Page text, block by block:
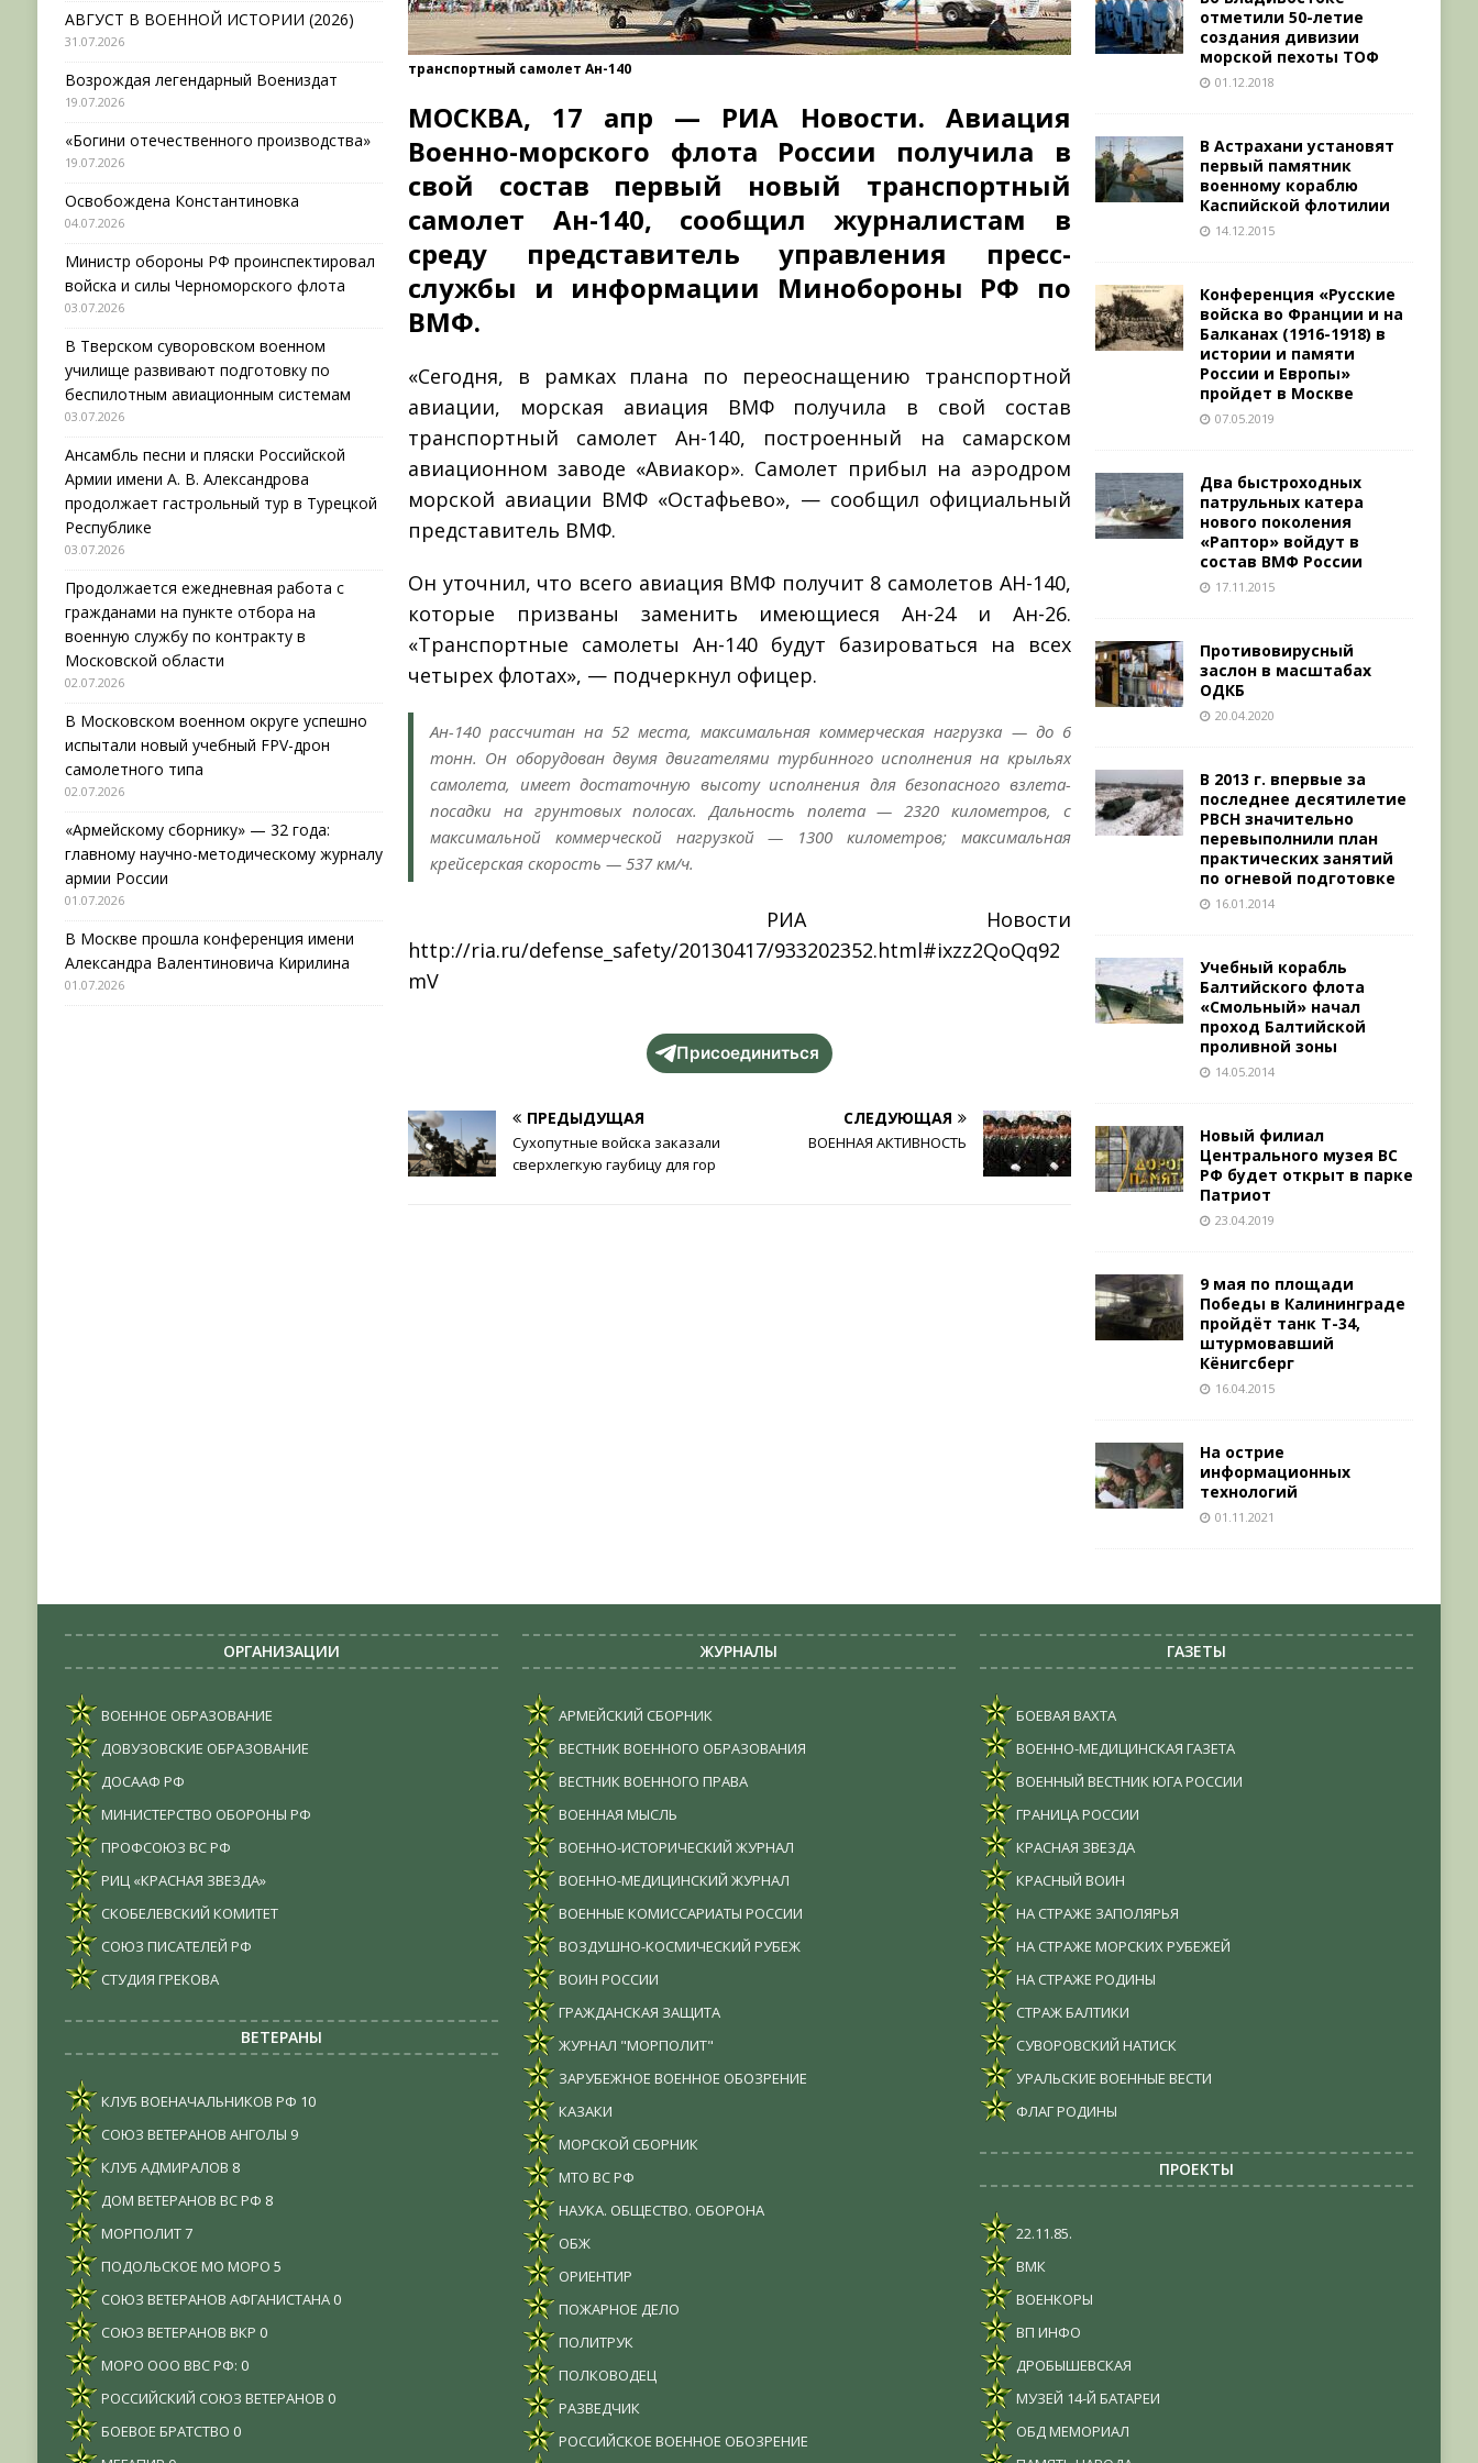
транспортный самолет Ан-140
МОСКВА, 17 апр — РИА Новости. Авиация
Военно-морского флота России получила в
свой состав первый новый транспортный
самолет Ан-140, сообщил журналистам в
среду представитель управления пресс-
службы и информации Минобороны РФ по
ВМФ.
«Сегодня, в рамках плана по переоснащению транспортной
авиации, морская авиация ВМФ получила в свой состав
транспортный самолет Ан-140, построенный на самарском
авиационном заводе «Авиакор». Самолет прибыл на аэродром
морской авиации ВМФ «Остафьево», — сообщил официальный
представитель ВМФ.
Он уточнил, что всего авиация ВМФ получит 8 самолетов АН-140,
которые призваны заменить имеющиеся Ан-24 и Ан-26.
«Транспортные самолеты Ан-140 будут базироваться на всех
четырех флотах», — подчеркнул офицер.
Ан-140 рассчитан на 52 места, максимальная коммерческая нагрузка — до 6
тонн. Он оборудован двумя двигателями турбинного исполнения на крыльях
самолета, имеет достаточную высоту исполнения для безопасного взлета-
посадки на грунтовых полосах. Дальность полета — 2320 километров, с
максимальной коммерческой нагрузкой — 1300 километров; максимальная
крейсерская скорость — 537 км/ч.
РИА Новости
http://ria.ru/defense_safety/20130417/933202352.html#ixzz2QoQq92
mV
Присоединиться
ПРЕДЫДУЩАЯ
Сухопутные войска заказали
сверхлегкую гаубицу для гор
СЛЕДУЮЩАЯ
ВОЕННАЯ АКТИВНОСТЬ
АВГУСТ В ВОЕННОЙ ИСТОРИИ (2026)
31.07.2026
Возрождая легендарный Воениздат
19.07.2026
«Богини отечественного производства»
19.07.2026
Освобождена Константиновка
04.07.2026
Министр обороны РФ проинспектировал
войска и силы Черноморского флота
03.07.2026
В Тверском суворовском военном
училище развивают подготовку по
беспилотным авиационным системам
03.07.2026
Ансамбль песни и пляски Российской
Армии имени А. В. Александрова
продолжает гастрольный тур в Турецкой
Республике
03.07.2026
Продолжается ежедневная работа с
гражданами на пункте отбора на
военную службу по контракту в
Московской области
02.07.2026
В Московском военном округе успешно
испытали новый учебный FPV-дрон
самолетного типа
02.07.2026
«Армейскому сборнику» — 32 года:
главному научно-методическому журналу
армии России
01.07.2026
В Москве прошла конференция имени
Александра Валентиновича Кирилина
01.07.2026
отметили 50-летие
создания дивизии
морской пехоты ТОФ
01.12.2018
В Астрахани установят
первый памятник
военному кораблю
Каспийской флотилии
14.12.2015
Конференция «Русские
войска во Франции и на
Балканах (1916-1918) в
истории и памяти
России и Европы»
пройдет в Москве
07.05.2019
Два быстроходных
патрульных катера
нового поколения
«Раптор» войдут в
состав ВМФ России
17.11.2015
Противовирусный
заслон в масштабах
ОДКБ
20.04.2020
В 2013 г. впервые за
последнее десятилетие
РВСН значительно
перевыполнили план
практических занятий
по огневой подготовке
16.01.2014
Учебный корабль
Балтийского флота
«Смольный» начал
проход Балтийской
проливной зоны
14.05.2014
Новый филиал
Центрального музея ВС
РФ будет открыт в парке
Патриот
23.04.2019
9 мая по площади
Победы в Калининграде
пройдёт танк Т-34,
штурмовавший
Кёнигсберг
16.04.2015
На острие
информационных
технологий
01.11.2021
ОРГАНИЗАЦИИ
ВОЕННОЕ ОБРАЗОВАНИЕ
ДОВУЗОВСКИЕ ОБРАЗОВАНИЕ
ДОСААФ РФ
МИНИСТЕРСТВО ОБОРОНЫ РФ
ПРОФСОЮЗ ВС РФ
РИЦ «КРАСНАЯ ЗВЕЗДА»
СКОБЕЛЕВСКИЙ КОМИТЕТ
СОЮЗ ПИСАТЕЛЕЙ РФ
СТУДИЯ ГРЕКОВА
ВЕТЕРАНЫ
КЛУБ ВОЕНАЧАЛЬНИКОВ РФ 10
СОЮЗ ВЕТЕРАНОВ АНГОЛЫ 9
КЛУБ АДМИРАЛОВ 8
ДОМ ВЕТЕРАНОВ ВС РФ 8
МОРПОЛИТ7
ПОДОЛЬСКОЕ МО МОРО 5
СОЮЗ ВЕТЕРАНОВ АФГАНИСТАНА0
СОЮЗ ВЕТЕРАНОВ ВКР 0
МОРО ООО ВВС РФ: 0
РОССИЙСКИЙ СОЮЗ ВЕТЕРАНОВ 0
БОЕВОЕ БРАТСТВО 0
ЖУРНАЛЫ
АРМЕЙСКИЙ СБОРНИК
ВЕСТНИК ВОЕННОГО ОБРАЗОВАНИЯ
ВЕСТНИК ВОЕННОГО ПРАВА
ВОЕННАЯ МЫСЛЬ
ВОЕННО-ИСТОРИЧЕСКИЙ ЖУРНАЛ
ВОЕННО-МЕДИЦИНСКИЙ ЖУРНАЛ
ВОЕННЫЕ КОМИССАРИАТЫ РОССИИ
ВОЗДУШНО-КОСМИЧЕСКИЙ РУБЕЖ
ВОИН РОССИИ
ГРАЖДАНСКАЯ ЗАЩИТА
ЖУРНАЛ "МОРПОЛИТ"
ЗАРУБЕЖНОЕ ВОЕННОЕ ОБОЗРЕНИЕ
КАЗАКИ
МОРСКОЙ СБОРНИК
МТО ВС РФ
НАУКА. ОБЩЕСТВО. ОБОРОНА
ОБЖ
ОРИЕНТИР
ПОЖАРНОЕ ДЕЛО
ПОЛИТРУК
ПОЛКОВОДЕЦ
РАЗВЕДЧИК
РОССИЙСКОЕ ВОЕННОЕ ОБОЗРЕНИЕ
ГАЗЕТЫ
БОЕВАЯ ВАХТА
ВОЕННО-МЕДИЦИНСКАЯ ГАЗЕТА
ВОЕННЫЙ ВЕСТНИК ЮГА РОССИИ
ГРАНИЦА РОССИИ
КРАСНАЯ ЗВЕЗДА
КРАСНЫЙ ВОИН
НА СТРАЖЕ ЗАПОЛЯРЬЯ
НА СТРАЖЕ МОРСКИХ РУБЕЖЕЙ
НА СТРАЖЕ РОДИНЫ
СТРАЖ БАЛТИКИ
СУВОРОВСКИЙ НАТИСК
УРАЛЬСКИЕ ВОЕННЫЕ ВЕСТИ
ФЛАГ РОДИНЫ
ПРОЕКТЫ
22.11.85.
ВМК
ВОЕНКОРЫ
ВП ИНФО
ДРОБЫШЕВСКАЯ
МУЗЕЙ 14-Й БАТАРЕИ
ОБД МЕМОРИАЛ